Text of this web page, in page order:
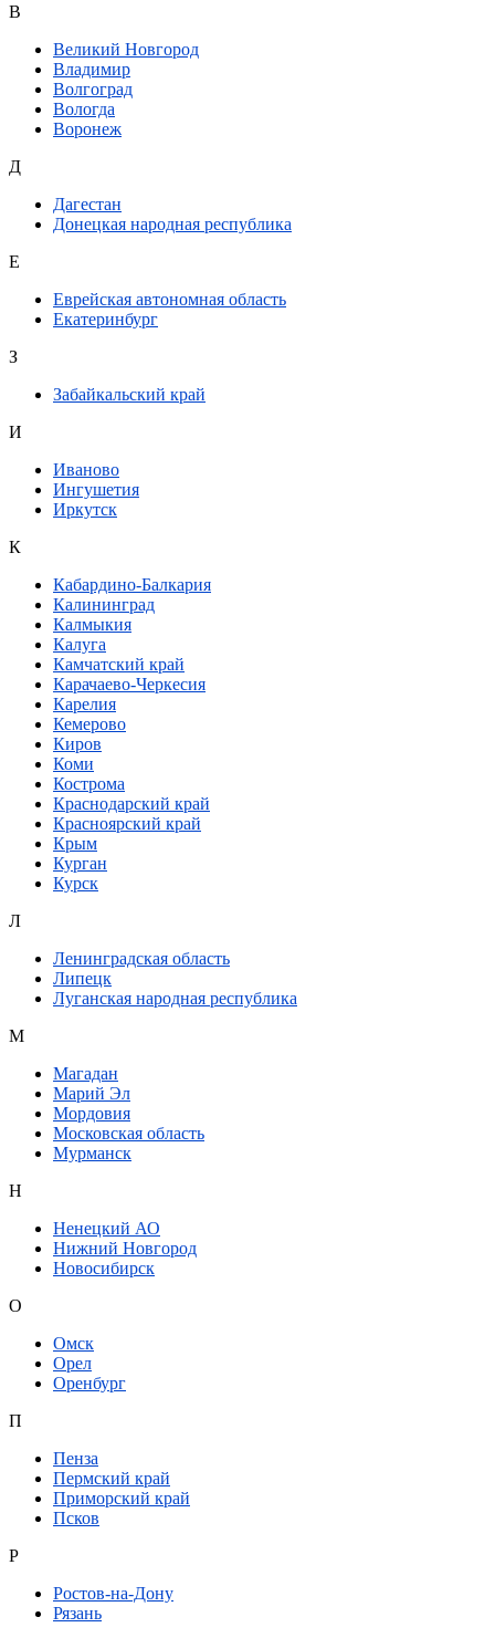
В
Великий Новгород
Владимир
Волгоград
Вологда
Воронеж
Д
Дагестан
Донецкая народная республика
Е
Еврейская автономная область
Екатеринбург
З
Забайкальский край
И
Иваново
Ингушетия
Иркутск
К
Кабардино-Балкария
Калининград
Калмыкия
Калуга
Камчатский край
Карачаево-Черкесия
Карелия
Кемерово
Киров
Коми
Кострома
Краснодарский край
Красноярский край
Крым
Курган
Курск
Л
Ленинградская область
Липецк
Луганская народная республика
М
Магадан
Марий Эл
Мордовия
Московская область
Мурманск
Н
Ненецкий АО
Нижний Новгород
Новосибирск
О
Омск
Орел
Оренбург
П
Пенза
Пермский край
Приморский край
Псков
Р
Ростов-на-Дону
Рязань